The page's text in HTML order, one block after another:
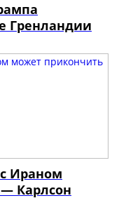
Гренландии
Ираном
Карлсон